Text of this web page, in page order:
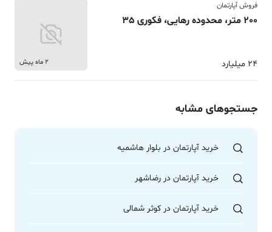
فروش آپارتمان
200 متر، محدوده رهایی، فکوری 35
24 میلیارد 2 ماه پیش
جستجوهای مشابه
خرید آپارتمان در بلوار هاشمیه
خرید آپارتمان در رضاشهر
خرید آپارتمان در کوثر شمالی